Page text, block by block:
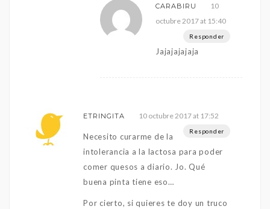
CARABIRU
10
octubre 2017 at 15:40
Responder
Jajajajajaja
ETRINGITA 10 octubre 2017 at 17:52
Responder
Necesito curarme de la
intolerancia a la lactosa para poder
comer quesos a diario. Jo. Qué
buena pinta tiene eso…
Por cierto, si quieres te doy un truco